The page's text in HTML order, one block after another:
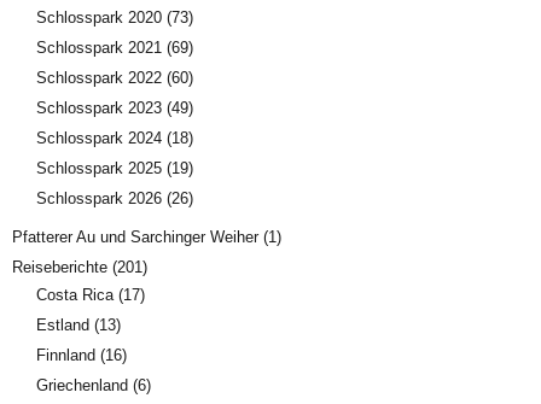
Schlosspark 2020 (73)
Schlosspark 2021 (69)
Schlosspark 2022 (60)
Schlosspark 2023 (49)
Schlosspark 2024 (18)
Schlosspark 2025 (19)
Schlosspark 2026 (26)
Pfatterer Au und Sarchinger Weiher(1)
Reiseberichte (201)
Costa Rica (17)
Estland (13)
Finnland (16)
Griechenland (6)